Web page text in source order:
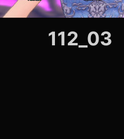
112_03